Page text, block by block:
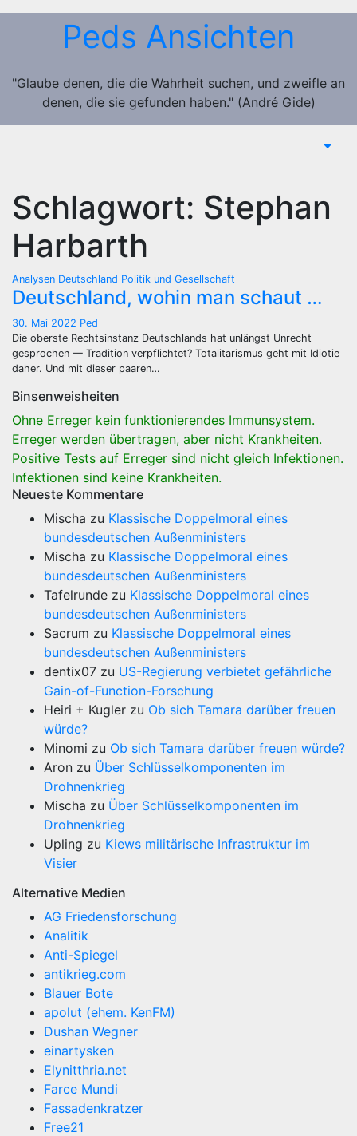
Zum
Peds Ansichten
"Glaube denen, die die Wahrheit suchen, und zweifle an
denen, die sie gefunden haben." (André Gide)
Schlagwort: Stephan
Harbarth
Analysen Deutschland Politik und Gesellschaft
Deutschland, wohin man schaut …
30. Mai 2022 Ped
Die oberste Rechtsinstanz Deutschlands hat unlängst Unrecht
gesprochen — Tradition verpflichtet? Totalitarismus geht mit Idiotie
daher. Und mit dieser paaren…
Binsenweisheiten
Ohne Erreger kein funktionierendes Immunsystem.
Erreger werden übertragen, aber nicht Krankheiten.
Positive Tests auf Erreger sind nicht gleich Infektionen.
Infektionen sind keine Krankheiten.
Neueste Kommentare
Mischa zu Klassische Doppelmoral eines
bundesdeutschen Außenministers
Mischa zu Klassische Doppelmoral eines
bundesdeutschen Außenministers
Tafelrunde zu Klassische Doppelmoral eines
bundesdeutschen Außenministers
Sacrum zu Klassische Doppelmoral eines
bundesdeutschen Außenministers
dentix07 zu US-Regierung verbietet gefährliche
Gain-of-Function-Forschung
Heiri + Kugler zu Ob sich Tamara darüber freuen
würde?
Minomi zu Ob sich Tamara darüber freuen würde?
Aron zu Über Schlüsselkomponenten im
Drohnenkrieg
Mischa zu Über Schlüsselkomponenten im
Drohnenkrieg
Upling zu Kiews militärische Infrastruktur im
Visier
Alternative Medien
AG Friedensforschung
Analitik
Anti-Spiegel
antikrieg.com
Blauer Bote
apolut (ehem. KenFM)
Dushan Wegner
einartysken
Elynitthria.net
Farce Mundi
Fassadenkratzer
Free21